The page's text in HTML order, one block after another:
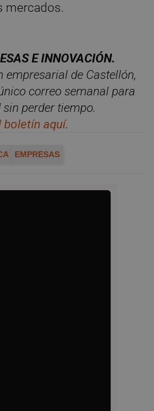
mercados.
E INNOVACIÓN.
empresarial de Castellón,
nico correo semanal para
perder tiempo.
aquí.
EMPRESAS